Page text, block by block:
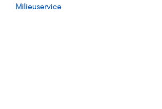
Milieuservice